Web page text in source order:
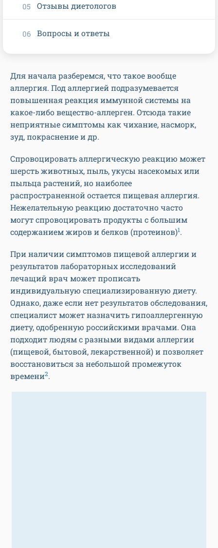
Для начала разберемся, что такое вообще
аллергия. Под аллергией подразумевается
повышенная реакция иммунной системы на
какое-либо вещество-аллерген. Отсюда такие
неприятные симптомы как чихание, насморк,
зуд, покраснение и др.
Спровоцировать аллергическую реакцию может
шерсть животных, пыль, укусы насекомых или
пыльца растений, но наиболее
распространенной остается пищевая аллергия.
Нежелательную реакцию достаточно часто
могут спровоцировать продукты с большим
содержанием жиров и белков (протеинов)1.
При наличии симптомов пищевой аллергии и
результатов лабораторных исследований
лечащий врач может прописать
индивидуальную специализированную диету.
Однако, даже если нет результатов обследования,
специалист может назначить гипоаллергенную
диету, одобренную российскими врачами. Она
подходит людям с разными видами аллергии
(пищевой, бытовой, лекарственной) и позволяет
восстановиться за небольшой промежуток
времени2.
Отзывы диетологов
Вопросы и ответы